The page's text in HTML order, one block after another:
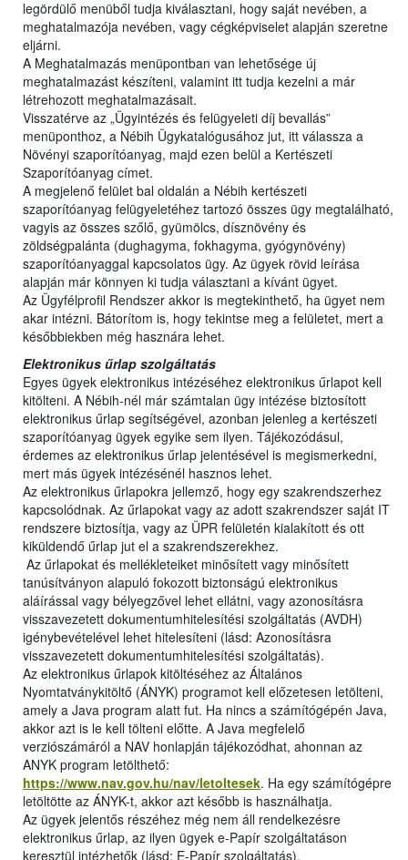
legördülő menüből tudja kiválasztani, hogy saját nevében, a
meghatalmazója nevében, vagy cégképviselet alapján szeretne
eljárni.
A Meghatalmazás menüpontban van lehetősége új
meghatalmazást készíteni, valamint itt tudja kezelni a már
létrehozott meghatalmazásait.
Visszatérve az „Ügyintézés és felügyeleti díj bevallás”
menüponthoz, a Nébih Ügykatalógusához jut, itt válassza a
Növényi szaporítóanyag, majd ezen belül a Kertészeti
Szaporítóanyag címet.
A megjelenő felület bal oldalán a Nébih kertészeti
szaporítóanyag felügyeletéhez tartozó összes ügy megtalálható,
vagyis az összes szőlő, gyümölcs, dísznövény és
zöldségpalánta (dughagyma, fokhagyma, gyógynövény)
szaporítóanyaggal kapcsolatos ügy. Az ügyek rövid leírása
alapján már könnyen ki tudja választani a kívánt ügyet.
Az Ügyfélprofil Rendszer akkor is megtekinthető, ha ügyet nem
akar intézni. Bátorítom is, hogy tekintse meg a felületet, mert a
későbbiekben még hasznára lehet.
Elektronikus űrlap szolgáltatás
Egyes ügyek elektronikus intézéséhez elektronikus űrlapot kell
kitölteni. A Nébih-nél már számtalan ügy intézése biztosított
elektronikus űrlap segítségével, azonban jelenleg a kertészeti
szaporítóanyag ügyek egyike sem ilyen. Tájékozódásul,
érdemes az elektronikus űrlap jelentésével is megismerkedni,
mert más ügyek intézésénél hasznos lehet.
Az elektronikus űrlapokra jellemző, hogy egy szakrendszerhez
kapcsolódnak. Az űrlapokat vagy az adott szakrendszer saját IT
rendszere biztosítja, vagy az ÜPR felületén kialakított és ott
kiküldendő űrlap jut el a szakrendszerekhez.
Az űrlapokat és mellékleteiket minősített vagy minősített
tanúsítványon alapuló fokozott biztonságú elektronikus
aláírással vagy bélyegzővel lehet ellátni, vagy azonosításra
visszavezetett dokumentumhitelesítési szolgáltatás (AVDH)
igénybevételével lehet hitelesíteni (lásd: Azonosításra
visszavezetett dokumentumhitelesítési szolgáltatás).
Az elektronikus űrlapok kitöltéséhez az Általános
Nyomtatványkitöltő (ÁNYK) programot kell előzetesen letölteni,
amely a Java program alatt fut. Ha nincs a számítógépén Java,
akkor azt is le kell tölteni előtte. A Java megfelelő
verziószámáról a NAV honlapján tájékozódhat, ahonnan az
ANYK program letölthető:
https://www.nav.gov.hu/nav/letoltesek. Ha egy számítógépre
letöltötte az ÁNYK-t, akkor azt később is használhatja.
Az ügyek jelentős részéhez még nem áll rendelkezésre
elektronikus űrlap, az ilyen ügyek e-Papír szolgáltatáson
keresztül intézhetők (lásd: E-Papír szolgáltatás).